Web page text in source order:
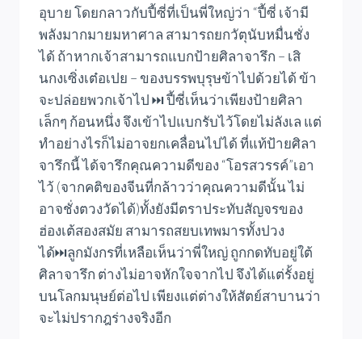
อุบาย โดยกลาวกับปี้ซี่ที่เป็นพี่ใหญ่ว่า “ปี้ซี่ เจ้ามี
พลังมากมายมหาศาล สามารถยกวัตุนับหมื่นชั่ง
ได้ ถ้าหากเจ้าสามารถแบกป้ายศิลาจารึก – เสิ
นกงเซิ่งเต๋อเปย – ของบรรพบุรุษข้าไปด้วยได้ ข้า
จะปล่อยพวกเจ้าไป ⏭️ ปี้ซี่เห็นว่าเพียงป้ายศิลา
เล็กๆ ก้อนหนึ่ง จึงเข้าไปแบกรับไว้โดยไม่ลังเล แต่
ทำอย่างไรก็ไม่อาจยกเคลื่อนไปได้ ที่แท้ป้ายศิลา
จารึกนี้ ได้จารึกคุณความดีของ “โอรสวรรค์”เอา
ไว้ (จากคติของจีนที่กล้าวว่าคุณความดีนั้น ไม่
อาจชั่งตวงวัดได้)ทั้งยังมีตราประทับสัญจรของ
ฮ่องเต้สองสมัย สามารถสยบเทพมารทั้งปวง
ได้⏭️ลูกมังกรที่เหลือเห็นว่าพี่ใหญ่ ถูกกดทับอยู่ใต้
ศิลาจารึก ต่างไม่อาจหักใจจากไป จึงได้แต่รั้งอยู่
บนโลกมนุษย์ต่อไป เพียงแต่ต่างให้สัตย์สาบานว่า
จะไม่ปรากฎร่างจริงอีก